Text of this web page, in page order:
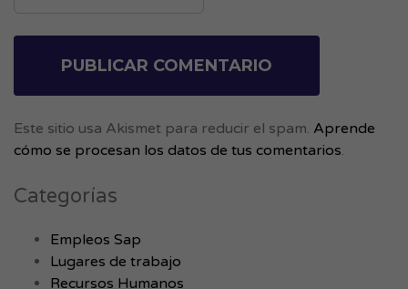
Este sitio usa Akismet para reducir el spam. Aprende
cómo se procesan los datos de tus comentarios.
Categorías
Empleos Sap
Lugares de trabajo
Recursos Humanos